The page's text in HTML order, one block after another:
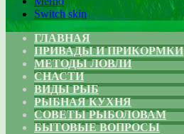
Switch skin
ГЛАВНАЯ
ПРИВАДЫ И ПРИКОРМКИ
МЕТОДЫ ЛОВЛИ
СНАСТИ
ВИДЫ РЫБ
РЫБНАЯ КУХНЯ
СОВЕТЫ РЫБОЛОВАМ
БЫТОВЫЕ ВОПРОСЫ